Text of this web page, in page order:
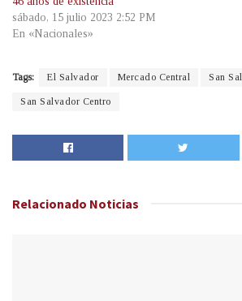
sábado, 15 julio 2023 2:52 PM
En «Nacionales»
Tags: El Salvador Mercado Central San
San Salvador Centro
Relacionado Noticias